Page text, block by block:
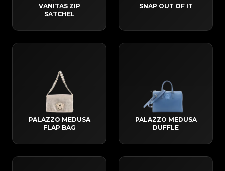
VANITAS ZIP
SATCHEL
SNAP OUT OF IT
PALAZZO MEDUSA
FLAP BAG
PALAZZO MEDUSA
DUFFLE